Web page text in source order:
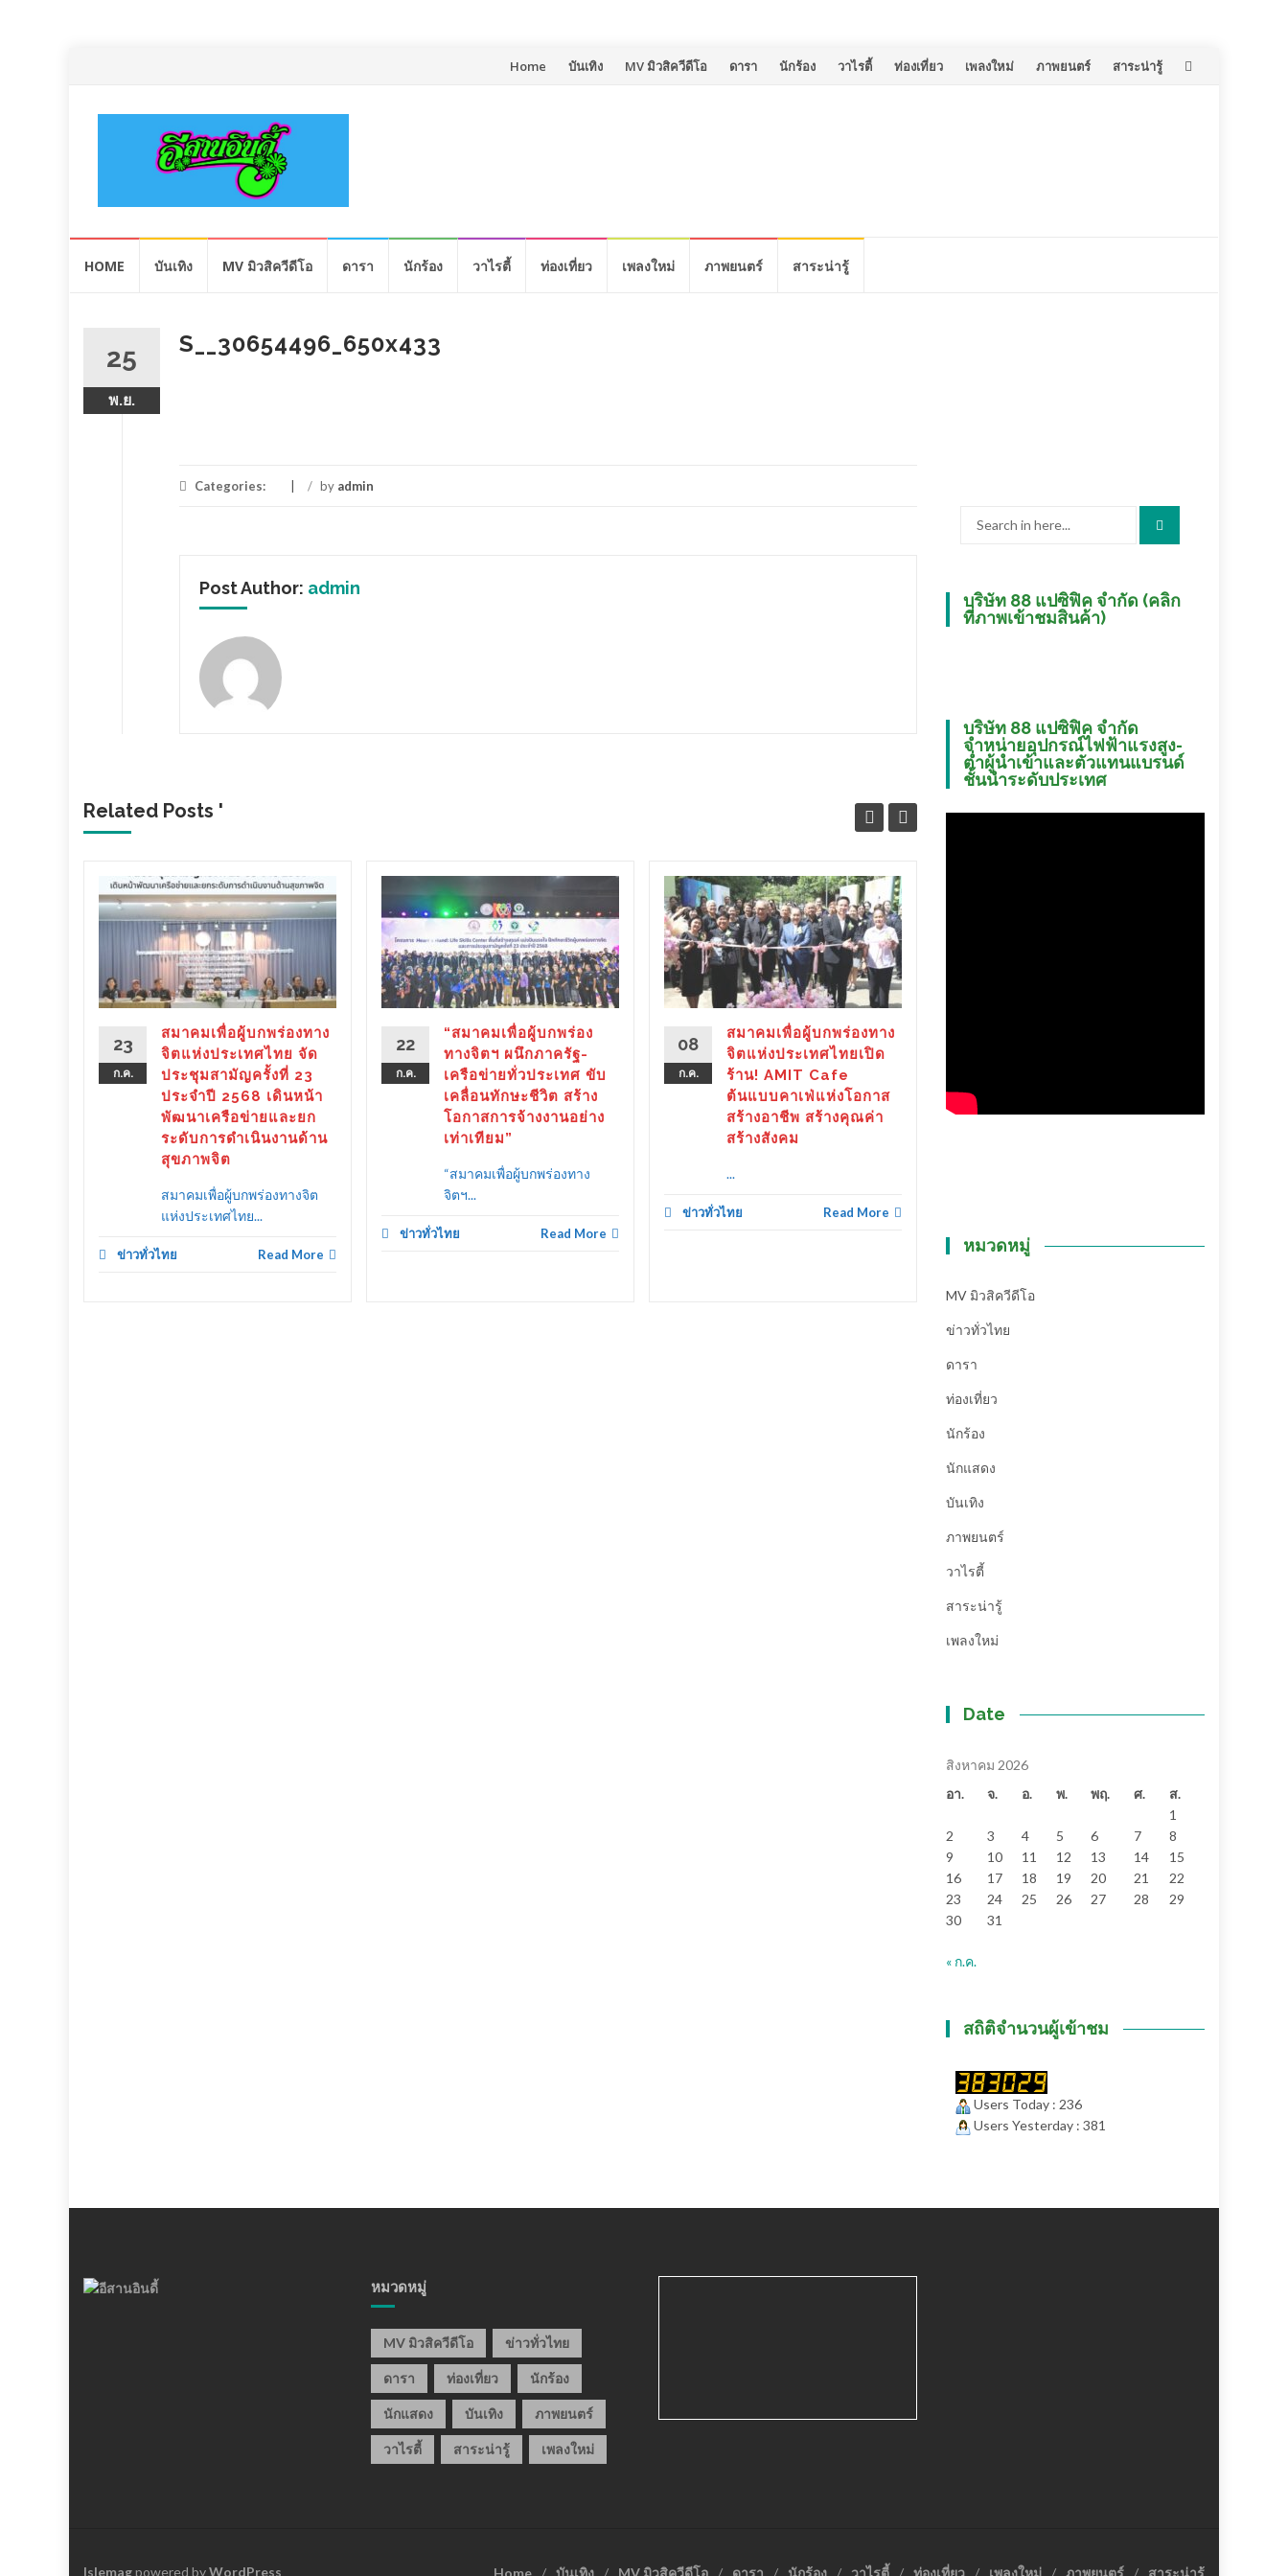
Skip
Home บันเทิง MV มิวสิควีดีโอ ดารา นักร้อง วาไรตี้ ท่องเที่ยว เพลงใหม่ ภาพยนตร์ สาระน่ารู้
HOME บันเทิง MV มิวสิควีดีโอ ดารา นักร้อง วาไรตี้ ท่องเที่ยว เพลงใหม่ ภาพยนตร์ สาระน่ารู้
25
พ.ย.
S__30654496_650x433
Categories: / by admin
Post Author: admin
Related Posts '
23
ก.ค.
สมาคมเพื่อผู้บกพร่องทาง
จิตแห่งประเทศไทย จัด
ประชุมสามัญครั้งที่ 23
ประจำปี 2568 เดินหน้า
พัฒนาเครือข่ายและยก
ระดับการดำเนินงานด้าน
สุขภาพจิต
สมาคมเพื่อผู้บกพร่องทางจิต
แห่งประเทศไทย...
ข่าวทั่วไทย Read More
22
ก.ค.
“สมาคมเพื่อผู้บกพร่อง
ทางจิตฯ ผนึกภาครัฐ-
เครือข่ายทั่วประเทศ ขับ
เคลื่อนทักษะชีวิต สร้าง
โอกาสการจ้างงานอย่าง
เท่าเทียม”
“สมาคมเพื่อผู้บกพร่องทาง
จิตฯ...
ข่าวทั่วไทย Read More
08
ก.ค.
สมาคมเพื่อผู้บกพร่องทาง
จิตแห่งประเทศไทยเปิด
ร้าน! AMIT Cafe
ต้นแบบคาเฟ่แห่งโอกาส
สร้างอาชีพ สร้างคุณค่า
สร้างสังคม
...
ข่าวทั่วไทย Read More
บริษัท 88 แปซิฟิค จำกัด (คลิก
ที่ภาพเข้าชมสินค้า)
บริษัท 88 แปซิฟิค จำกัด
จำหน่ายอุปกรณ์ไฟฟ้าแรงสูง-
ต่ำผู้นำเข้าและตัวแทนแบรนด์
ชั้นนำระดับประเทศ
หมวดหมู่
MV มิวสิควีดีโอ
ข่าวทั่วไทย
ดารา
ท่องเที่ยว
นักร้อง
นักแสดง
บันเทิง
ภาพยนตร์
วาไรตี้
สาระน่ารู้
เพลงใหม่
Date
สิงหาคม 2026
อา.
จ. อ. พ. พฤ. ศ.
ส.
1
2
3 4 5 6 7
8
9
10 11 12 13 14
15
16
17 18 19 20 21
22
23
24 25 26 27 28
29
30
31
« ก.ค.
สถิติจำนวนผู้เข้าชม
Users Today : 236
Users Yesterday : 381
หมวดหมู่
MV มิวสิควีดีโอ ข่าวทั่วไทย
ดารา ท่องเที่ยว นักร้อง
นักแสดง บันเทิง ภาพยนตร์
วาไรตี้ สาระน่ารู้ เพลงใหม่
Home บันเทิง MV มิวสิควีดีโอ ดารา นักร้อง วาไรตี้ ท่องเที่ยว เพลงใหม่ ภาพยนตร์ สาระน่ารู้
Islemagpowered byWordPress